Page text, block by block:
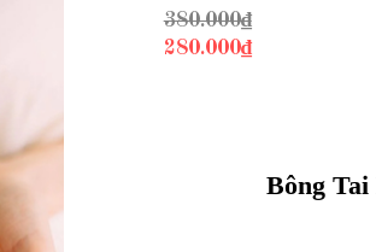
nữ đẹp mã K35TD1011
380.000₫
280.000₫
Bông